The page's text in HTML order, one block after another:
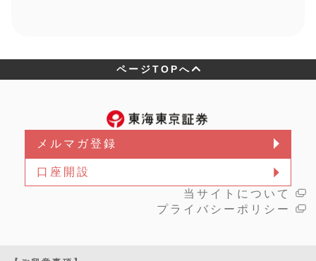
ページTOPへ
メルマガ登録
口座開設
当サイトについて
プライバシーポリシー